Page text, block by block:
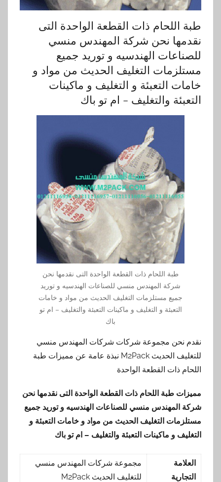
طبة اللحام ذات القطعة الواحدة التى
نقدمها نحن شركة المهندس منسي
للصناعات الهندسيه و توريد جميع
مستلزمات التغليف الحديث من مواد و
خامات التعبئة و التغليف و ماكينات
التعبئة والتغليف – ام تو باك
طبة اللحام ذات القطعة الواحدة التى نقدمها نحن
شركة المهندس منسي للصناعات الهندسيه و توريد
جميع مستلزمات التغليف الحديث من مواد و خامات
التعبئة و التغليف و ماكينات التعبئة والتغليف – ام تو
باك
نقدم نحن مجموعة شركات شركات المهندس منسي
للتغليف الحديث M2Pack نبذة عامة عن مميزات طبة
اللحام ذات القطعة الواحدة
مميزات طبة اللحام ذات القطعة الواحدة التى نقدمها نحن
شركة المهندس منسي للصناعات الهندسيه و توريد جميع
مستلزمات التغليف الحديث من مواد و خامات التعبئة و
التغليف و ماكينات التعبئة والتغليف – ام تو باك
العلامة
التجارية
مجموعة شركات المهندس منسي
للتغليف الحديث M2Pack